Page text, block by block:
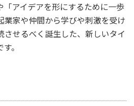
アイデアを形にするために一歩
業家や仲間から学びや刺激を受け
させるべく誕生した、新しいタイ
。